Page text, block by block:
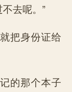
去呢。”
把身份证给
的那个本子